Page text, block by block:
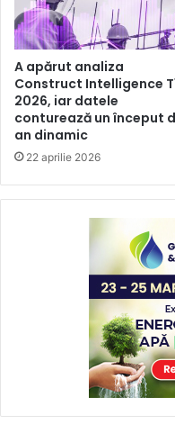
A apărut analiza
Construct Intelligence
2026, iar datele
conturează un început
an dinamic
22 aprilie 2026